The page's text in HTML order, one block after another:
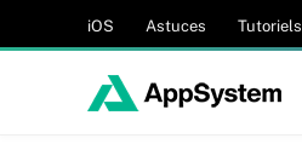
iOS Astuces Tutoriels